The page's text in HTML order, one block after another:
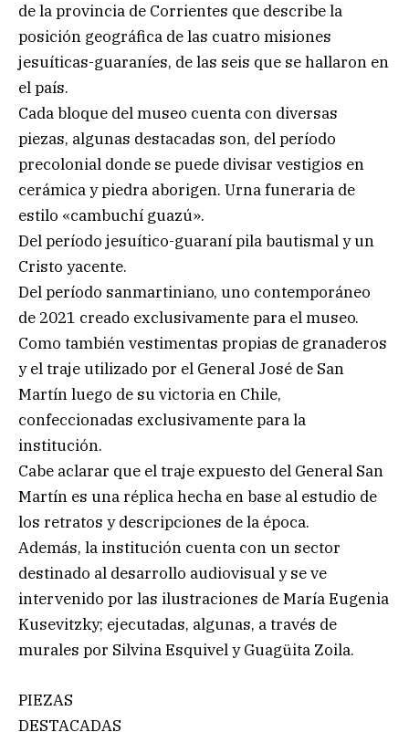
de la provincia de Corrientes que describe la
posición geográfica de las cuatro misiones
jesuíticas-guaraníes, de las seis que se hallaron en
el país.
Cada bloque del museo cuenta con diversas
piezas, algunas destacadas son, del período
precolonial donde se puede divisar vestigios en
cerámica y piedra aborigen. Urna funeraria de
estilo «cambuchí guazú».
Del período jesuítico-guaraní pila bautismal y un
Cristo yacente.
Del período sanmartiniano, uno contemporáneo
de 2021 creado exclusivamente para el museo.
Como también vestimentas propias de granaderos
y el traje utilizado por el General José de San
Martín luego de su victoria en Chile,
confeccionadas exclusivamente para la
institución.
Cabe aclarar que el traje expuesto del General San
Martín es una réplica hecha en base al estudio de
los retratos y descripciones de la época.
Además, la institución cuenta con un sector
destinado al desarrollo audiovisual y se ve
intervenido por las ilustraciones de María Eugenia
Kusevitzky; ejecutadas, algunas, a través de
murales por Silvina Esquivel y Guagüita Zoila.
PIEZAS
DESTACADAS